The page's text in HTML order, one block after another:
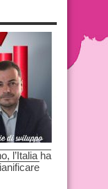
l’Italia ha